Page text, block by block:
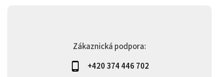
Zákaznická podpora:
+420 374 446 702